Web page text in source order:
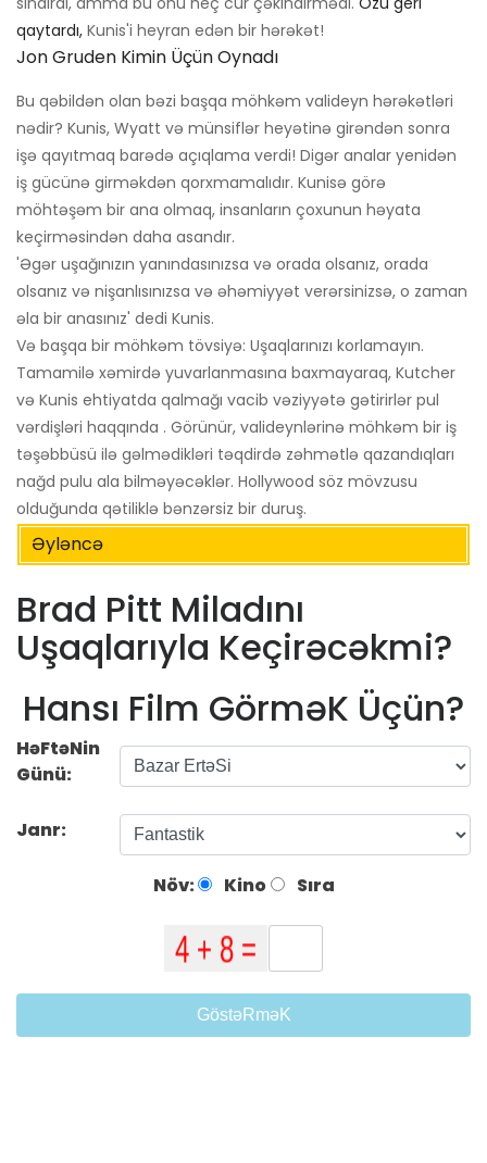
qaytardı, Kunis'i heyran edən bir hərəkət!
Jon Gruden Kimin Üçün Oynadı
Bu qəbildən olan bəzi başqa möhkəm valideyn hərəkətləri
nədir? Kunis, Wyatt və münsiflər heyətinə girəndən sonra
işə qayıtmaq barədə açıqlama verdi! Digər analar yenidən
iş gücünə girməkdən qorxmamalıdır. Kunisə görə
möhtəşəm bir ana olmaq, insanların çoxunun həyata
keçirməsindən daha asandır.
'Əgər uşağınızın yanındasınızsa və orada olsanız, orada
olsanız və nişanlısınızsa və əhəmiyyət verərsinizsə, o zaman
əla bir anasınız' dedi Kunis.
Və başqa bir möhkəm tövsiyə: Uşaqlarınızı korlamayın.
Tamamilə xəmirdə yuvarlanmasına baxmayaraq, Kutcher
və Kunis ehtiyatda qalmağı vacib vəziyyətə gətirirlər pul
vərdişləri haqqında . Görünür, valideynlərinə möhkəm bir iş
təşəbbüsü ilə gəlmədikləri təqdirdə zəhmətlə qazandıqları
nağd pulu ala bilməyəcəklər. Hollywood söz mövzusu
olduğunda qətiliklə bənzərsiz bir duruş.
Əyləncə
Brad Pitt Miladını
Uşaqlarıyla Keçirəcəkmi?
Hansı Film GörməK Üçün?
HəFtəNin
Günü:
Janr:
Növ: Kino Sıra
GöstəRməK